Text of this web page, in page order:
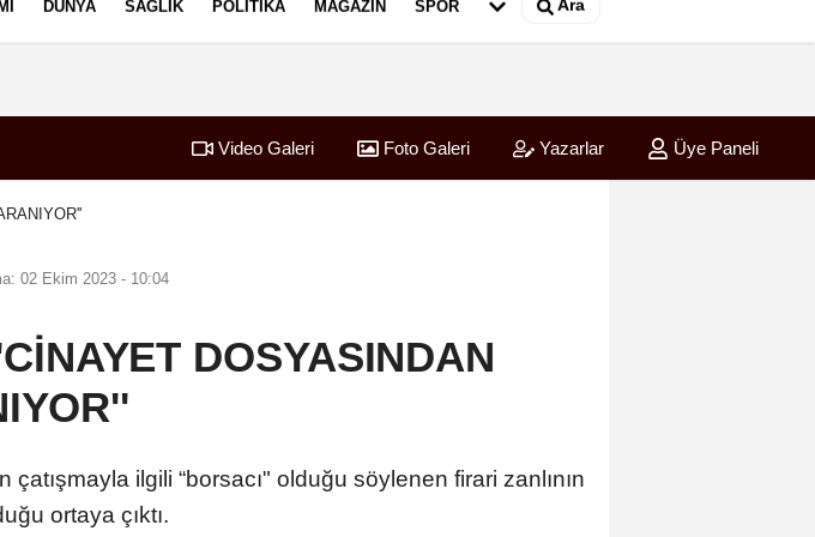
DÜNYA SAĞLIK POLITIKA MAGAZIN SPOR Ara
Video Galeri Foto Galeri Yazarlar Üye Paneli
02 Ekim 2023 - 10:04
DOSYASINDAN
ilgili “borsacı" olduğu söylenen firari zanlının
ortaya çıktı.